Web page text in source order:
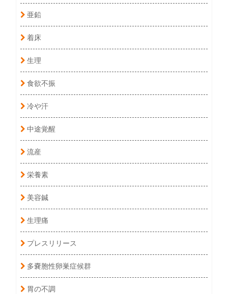
亜鉛
着床
生理
食欲不振
冷や汗
中途覚醒
流産
栄養素
美容鍼
生理痛
プレスリリース
多嚢胞性卵巣症候群
胃の不調